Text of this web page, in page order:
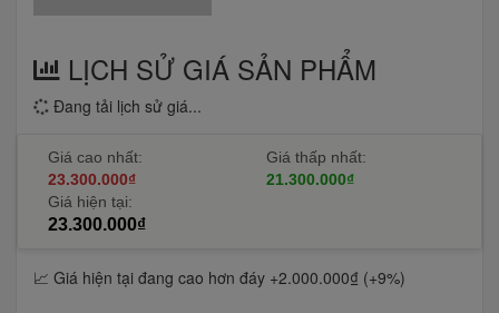
LỊCH SỬ GIÁ SẢN PHẨM
Đang tải lịch sử giá...
Giá cao nhất:
23.300.000₫
Giá thấp nhất:
21.300.000₫
Giá hiện tại:
23.300.000₫
📈 Giá hiện tại đang cao hơn đáy +2.000.000₫ (+9%)